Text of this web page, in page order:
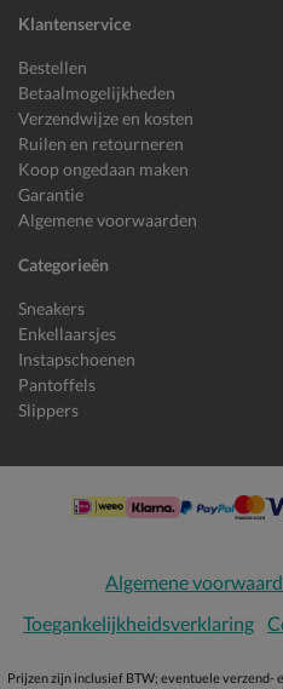
Klantenservice
Bestellen
Betaalmogelijkheden
Verzendwijze en kosten
Ruilen en retourneren
Koop ongedaan maken
Garantie
Algemene voorwaarden
Categorieën
Sneakers
Enkellaarsjes
Instapschoenen
Pantoffels
Slippers
Algemene
Toegankelijkheidsverklaring
Prijzen zijn inclusief BTW; eventuele verzend-